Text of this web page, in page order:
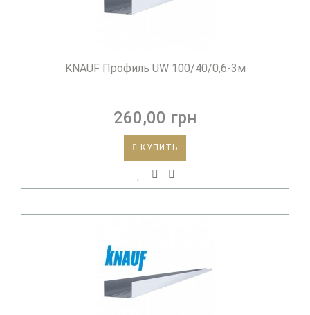
KNAUF Профиль UW 100/40/0,6-3м
260,00 грн
КУПИТЬ